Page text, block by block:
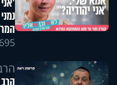
12695